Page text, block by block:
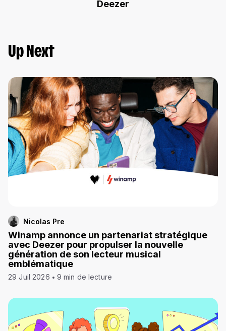
Deezer
Up Next
Nicolas Pre
Winamp annonce un partenariat stratégique
avec Deezer pour propulser la nouvelle
génération de son lecteur musical
emblématique
29 Juil 2026 9 min de lecture